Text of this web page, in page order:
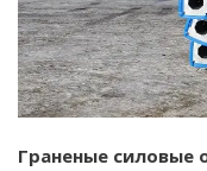
Граненые силовые